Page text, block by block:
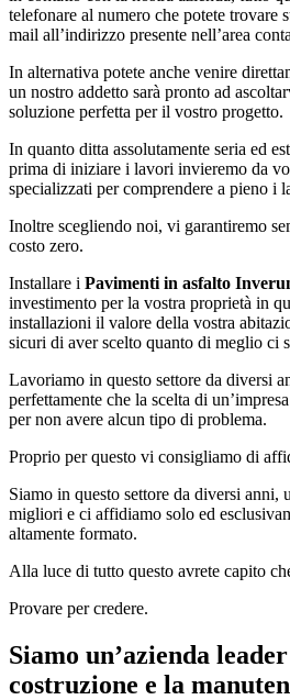
telefonare al numero che potete trovare
mail all’indirizzo presente nell’area
In alternativa potete anche venire
un nostro addetto sarà pronto ad
soluzione perfetta per il vostro progetto.
In quanto ditta assolutamente seria ed
prima di iniziare i lavori invieremo da
specializzati per comprendere a pieno i
Inoltre scegliendo noi, vi garantiremo
costo zero.
Installare i Pavimenti in asfalto
investimento per la vostra proprietà in
installazioni il valore della vostra
sicuri di aver scelto quanto di meglio ci
Lavoriamo in questo settore da diversi
perfettamente che la scelta di
per non avere alcun tipo di problema.
Proprio per questo vi consigliamo di
Siamo in questo settore da diversi anni,
migliori e ci affidiamo solo ed
altamente formato.
Alla luce di tutto questo avrete capito
Provare per credere.
Siamo un’azienda
costruzione e la